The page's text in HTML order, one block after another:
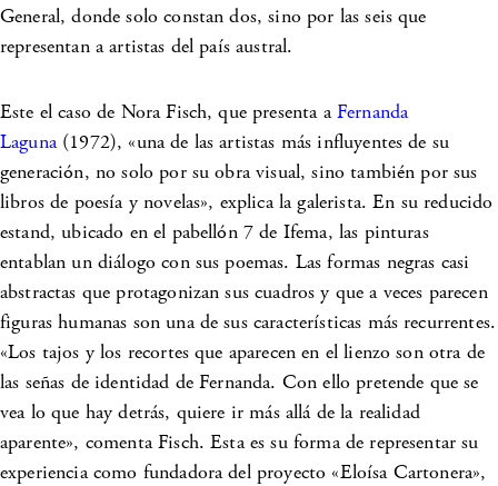
General, donde solo constan dos, sino por las seis que
representan a artistas del país austral.
Este el caso de Nora Fisch, que presenta aFernanda
Laguna(1972), «una de las artistas más influyentes de su
generación, no solo por su obra visual, sino también por sus
libros de poesía y novelas», explica la galerista. En su reducido
estand, ubicado en el pabellón 7 de Ifema, las pinturas
entablan un diálogo con sus poemas. Las formas negras casi
abstractas que protagonizan sus cuadros y que a veces parecen
figuras humanas son una de sus características más recurrentes.
«Los tajos y los recortes que aparecen en el lienzo son otra de
las señas de identidad de Fernanda. Con ello pretende que se
vea lo que hay detrás, quiere ir más allá de la realidad
aparente», comenta Fisch. Esta es su forma de representar su
experiencia como fundadora del proyecto «Eloísa Cartonera»,